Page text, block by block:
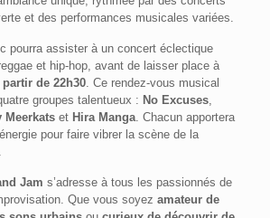
et des performances musicales variées.
pourra assister à un concert éclectique
et hip-hop, avant de laisser place à
de 22h30. Ce rendez-vous musical
groupes talentueux : No Excuses,
Meerkatset Hira Manga. Chacun apportera
pour faire vibrer la scène de la
Jam s’adresse à tous les passionnés de
Que vous soyez amateur de